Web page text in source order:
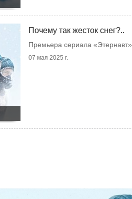
Почему так жесток снег?..
Премьера сериала «Этернавт»
07 мая 2025 г.